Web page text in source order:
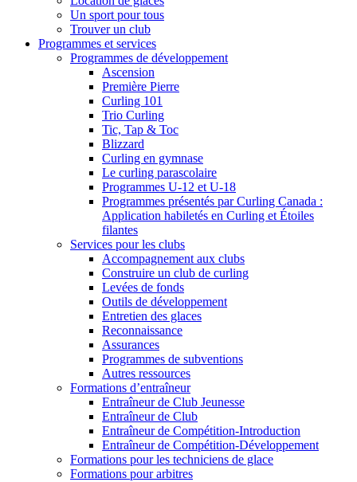
Un sport pour tous
Trouver un club
Programmes et services
Programmes de développement
Ascension
Première Pierre
Curling 101
Trio Curling
Tic, Tap & Toc
Blizzard
Curling en gymnase
Le curling parascolaire
Programmes U-12 et U-18
Programmes présentés par Curling Canada :
Application habiletés en Curling et Étoiles
filantes
Services pour les clubs
Accompagnement aux clubs
Construire un club de curling
Levées de fonds
Outils de développement
Entretien des glaces
Reconnaissance
Assurances
Programmes de subventions
Autres ressources
Formations d’entraîneur
Entraîneur de Club Jeunesse
Entraîneur de Club
Entraîneur de Compétition-Introduction
Entraîneur de Compétition-Développement
Formations pour les techniciens de glace
Formations pour arbitres